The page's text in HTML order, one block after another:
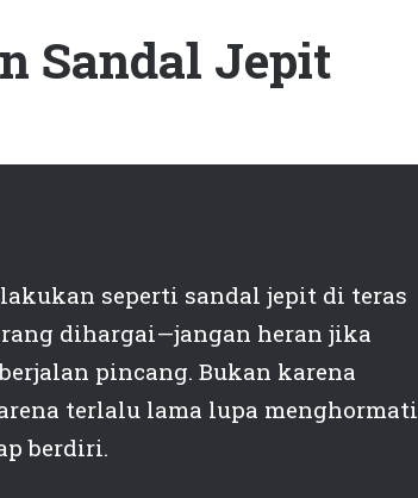
Sandal Jepit
seperti sandal jepit di teras
dihargai—jangan heran jika
pincang. Bukan karena
terlalu lama lupa menghormati
berdiri.